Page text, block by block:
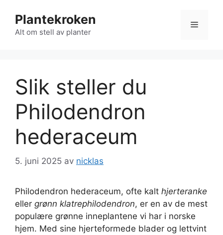
innhold
Plantekroken
Alt om stell av planter
Meny
Slik steller du
Philodendron
hederaceum
5. juni 2025 av nicklas
Philodendron hederaceum, ofte kalt hjerteranke
eller grønn klatrephilodendron, er en av de mest
populære grønne inneplantene vi har i norske
hjem. Med sine hjerteformede blader og lettvint